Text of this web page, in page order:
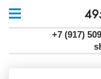
+7 (917)